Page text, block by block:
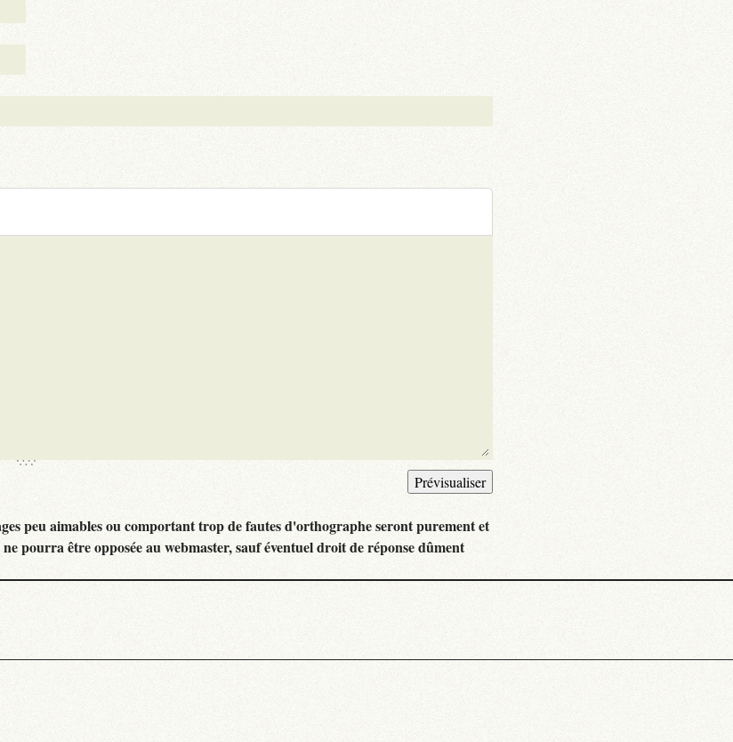
peu aimables ou comportant trop de fautes d'orthographe seront purement et
pourra être opposée au webmaster, sauf éventuel droit de réponse dûment